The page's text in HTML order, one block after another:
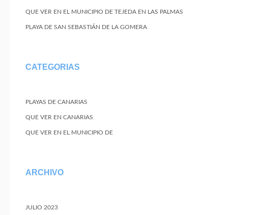
QUE VER EN EL MUNICIPIO DE TEJEDA EN LAS PALMAS
PLAYA DE SAN SEBASTIÁN DE LA GOMERA
CATEGORIAS
PLAYAS DE CANARIAS
QUE VER EN CANARIAS
QUE VER EN EL MUNICIPIO DE
ARCHIVO
JULIO 2023